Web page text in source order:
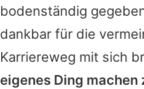
bodenständig
dankbar für die
Karriereweg mit sich
eigenes Ding machen